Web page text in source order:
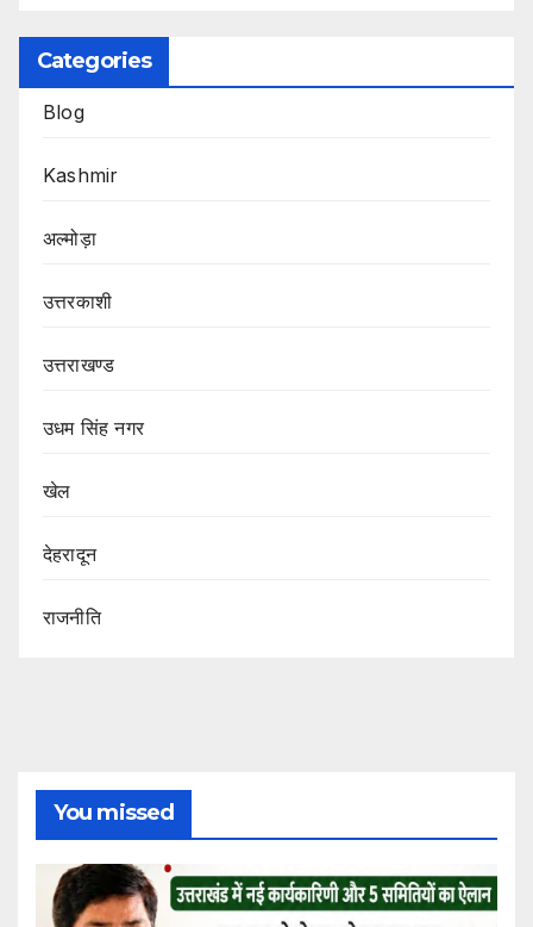
Categories
Blog
Kashmir
अल्मोड़ा
उत्तरकाशी
उत्तराखण्ड
उधम सिंह नगर
खेल
देहरादून
राजनीति
You missed